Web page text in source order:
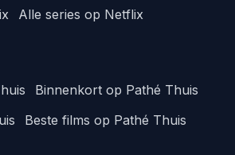
Alle series op Netflix
Binnenkort op Pathé Thuis
Beste films op Pathé Thuis